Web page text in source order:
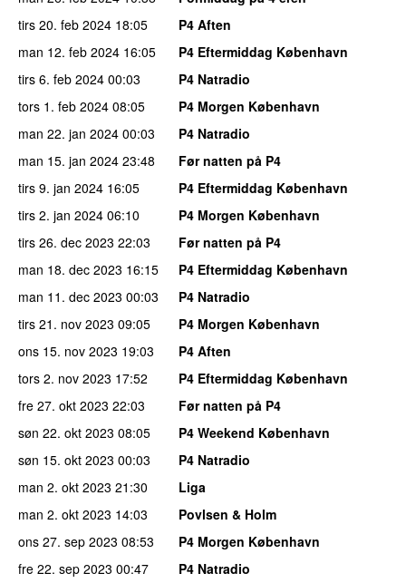
tirs 20. feb 2024 18:05
P4 Aften
man 12. feb 2024 16:05
P4 Eftermiddag København
tirs 6. feb 2024 00:03
P4 Natradio
tors 1. feb 2024 08:05
P4 Morgen København
man 22. jan 2024 00:03
P4 Natradio
man 15. jan 2024 23:48
Før natten på P4
tirs 9. jan 2024 16:05
P4 Eftermiddag København
tirs 2. jan 2024 06:10
P4 Morgen København
tirs 26. dec 2023 22:03
Før natten på P4
man 18. dec 2023 16:15
P4 Eftermiddag København
man 11. dec 2023 00:03
P4 Natradio
tirs 21. nov 2023 09:05
P4 Morgen København
ons 15. nov 2023 19:03
P4 Aften
tors 2. nov 2023 17:52
P4 Eftermiddag København
fre 27. okt 2023 22:03
Før natten på P4
søn 22. okt 2023 08:05
P4 Weekend København
søn 15. okt 2023 00:03
P4 Natradio
man 2. okt 2023 21:30
Liga
man 2. okt 2023 14:03
Povlsen & Holm
ons 27. sep 2023 08:53
P4 Morgen København
fre 22. sep 2023 00:47
P4 Natradio